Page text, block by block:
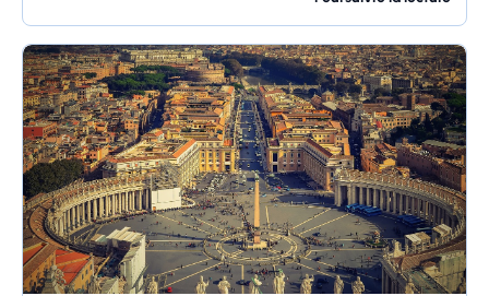
semaines, les...